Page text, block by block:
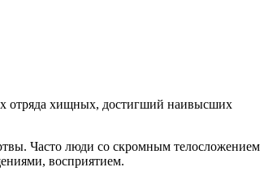
отряда хищных, достигший наивысших
Часто люди со скромным телосложением
восприятием.